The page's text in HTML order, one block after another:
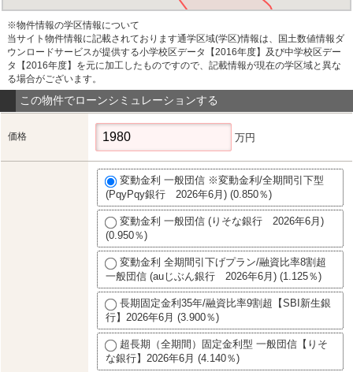
※物件情報の学区情報について
当サイト物件情報に記載されております通学区域(学区)情報は、国土数値情報ダ
ウンロードサービスが提供する小学校区データ【2016年度】及び中学校区デー
タ【2016年度】を元に加工したものですので、記載情報が現在の学区域と異な
る場合がございます。
この物件でローンシミュレーションする
価格 万円
変動金利 一般団信 ※変動金利/全期間引下型
(PqyPqy銀行 2026年6月) (0.850％)
変動金利 一般団信 (りそな銀行 2026年6月)
(0.950％)
変動金利 全期間引下げプラン/融資比率8割超
一般団信 (auじぶん銀行 2026年6月) (1.125％)
長期固定金利35年/融資比率9割超【SBI新生銀
行】2026年6月 (3.900％)
超長期（全期間）固定金利型 一般団信【りそ
な銀行】2026年6月 (4.140％)